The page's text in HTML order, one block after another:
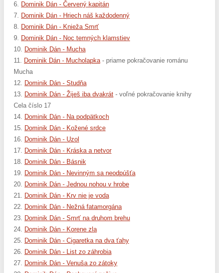
6. Dominik Dán - Červený kapitán
7. Dominik Dán - Hriech náš každodenný
8. Dominik Dán - Knieža Smrť
9. Dominik Dán - Noc temných klamstiev
10. Dominik Dán - Mucha
11. Dominik Dán - Mucholapka- priame pokračovanie románu
Mucha
12. Dominik Dán - Studňa
13. Dominik Dán - Žiješ iba dvakrát - voľné pokračovanie knihy
Cela číslo 17
14. Dominik Dán - Na podpätkoch
15. Dominik Dán - Kožené srdce
16. Dominik Dán - Uzol
17. Dominik Dán - Kráska a netvor
18. Dominik Dán - Básnik
19. Dominik Dán - Nevinným sa neodpúšťa
20. Dominik Dán - Jednou nohou v hrobe
21. Dominik Dán - Krv nie je voda
22. Dominik Dán - Nežná fatamorgána
23. Dominik Dán - Smrť na druhom brehu
24. Dominik Dán - Korene zla
25. Dominik Dán - Cigaretka na dva ťahy
26. Dominik Dán - List zo záhrobia
27. Dominik Dán - Venuša zo zátoky